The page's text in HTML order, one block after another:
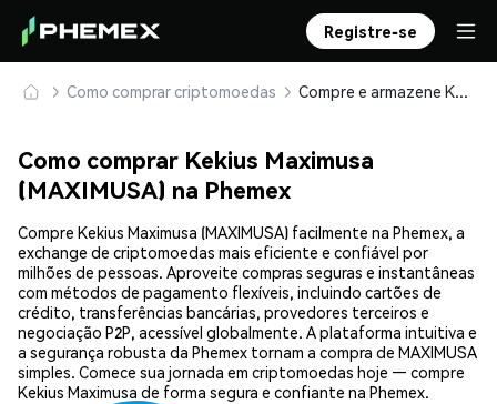
Registre-se
Como comprar criptomoedas Compre e armazene Kekius Maximusa (MAXIMUSA) com segurança
Como comprar Kekius Maximusa
(MAXIMUSA) na Phemex
Compre Kekius Maximusa (MAXIMUSA) facilmente na Phemex, a
exchange de criptomoedas mais eficiente e confiável por
milhões de pessoas. Aproveite compras seguras e instantâneas
com métodos de pagamento flexíveis, incluindo cartões de
crédito, transferências bancárias, provedores terceiros e
negociação P2P, acessível globalmente. A plataforma intuitiva e
a segurança robusta da Phemex tornam a compra de MAXIMUSA
simples. Comece sua jornada em criptomoedas hoje — compre
Kekius Maximusa de forma segura e confiante na Phemex.